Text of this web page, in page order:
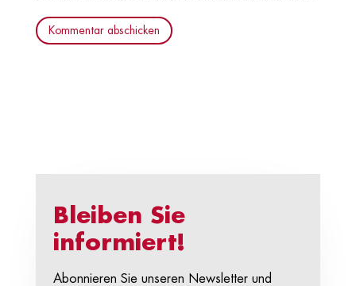
Kommentar abschicken
Bleiben Sie
informiert!
Abonnieren Sie unseren Newsletter und